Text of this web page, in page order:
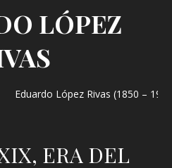
LÓPEZ
Eduardo López Rivas (1850 –
ERA DEL